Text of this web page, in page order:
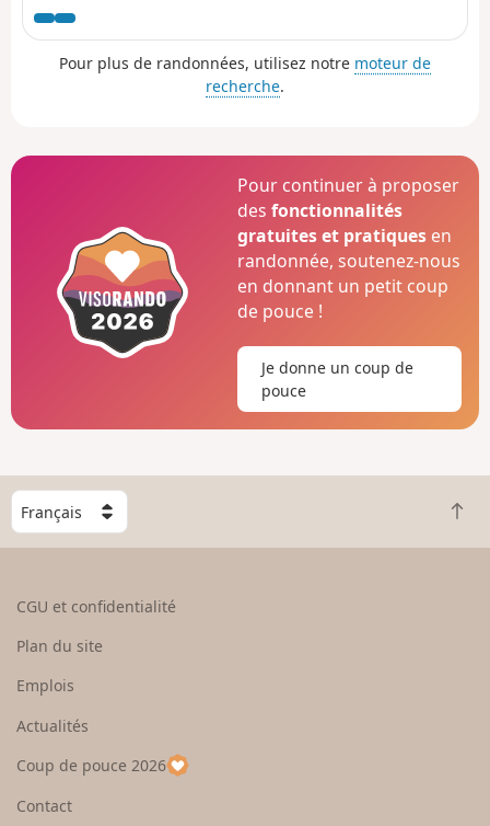
Pour plus de randonnées, utilisez notre moteur de
recherche.
Pour continuer à proposer
desfonctionnalités
gratuites et pratiques en
randonnée, soutenez-nous
en donnant un petit coup
de pouce !
Je donne un coup de
pouce
C
h
o
e
u
p
a
R
e
CGU et confidentialité
Plan du site
Emplois
Actualités
Coup de pouce 2026
Contact